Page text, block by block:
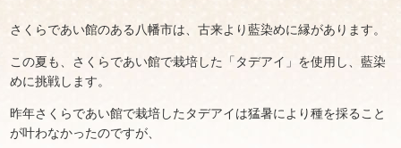
さくらであい館のある八幡市は、古来より藍染めに縁があります。
この夏も、さくらであい館で栽培した「タデアイ」を使用し、藍染
めに挑戦します。
昨年さくらであい館で栽培したタデアイは猛暑により種を採ること
が叶わなかったのですが、